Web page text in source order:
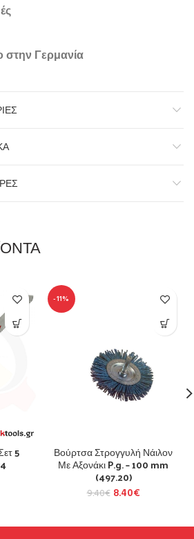
Γερμανία
5
-11%
Βούρτσα Στρογγυλή Νάιλον
Με Αξονάκι P.g. – 100 mm
(497.20)
9.40€ 8.40€